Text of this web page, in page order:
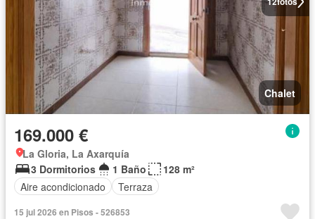
Chalet
169.000 €
La Gloria, La Axarquía
3 Dormitorios
1 Baño
128 m²
Aire acondicionado
Terraza
15 jul 2026 en Pisos - 526853